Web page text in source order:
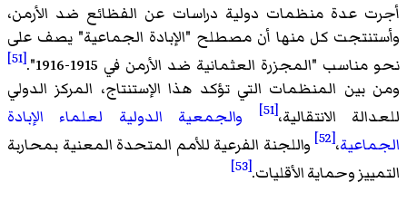
أجرت عدة منظمات دولية دراسات عن الفظائع ضد الأرمن،
وأستنتجت كل منها أن مصطلح "الإبادة الجماعية" يصف على
نحو مناسب "المجزرة العثمانية ضد الأرمن في 1915-1916".
[51]
ومن بين المنظمات التي تؤكد هذا الإستنتاج، المركز الدولي
للعدالة الانتقالية،[51]
والجمعية الدولية لعلماء الإبادة
الجماعية،[52]
واللجنة الفرعية للأمم المتحدة المعنية بمحاربة
التمييز وحماية الأقليات.[53]